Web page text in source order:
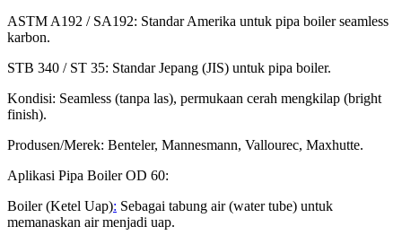
ASTM A192 / SA192: Standar Amerika untuk pipa boiler seamless
karbon.
STB 340 / ST 35: Standar Jepang (JIS) untuk pipa boiler.
Kondisi: Seamless (tanpa las), permukaan cerah mengkilap (bright
finish).
Produsen/Merek: Benteler, Mannesmann, Vallourec, Maxhutte.
Aplikasi Pipa Boiler OD 60:
Boiler (Ketel Uap): Sebagai tabung air (water tube) untuk
memanaskan air menjadi uap.